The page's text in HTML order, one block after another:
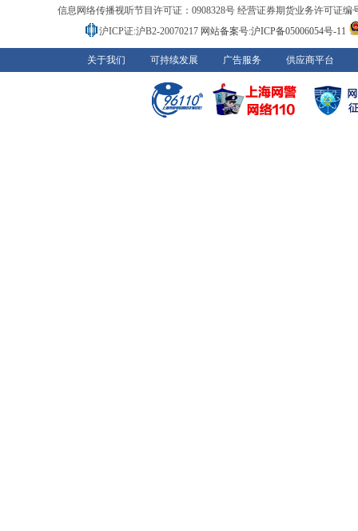
信息网络传播视听节目许可证：0908328号 经营证券期货业务许可证编
沪ICP证:沪B2-20070217 网站备案号:沪ICP备05006054号-11
关于我们 可持续发展 广告服务 供应商平台